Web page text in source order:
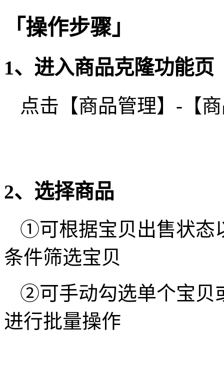
「操作步骤」
1、进入商品克隆功能页
点击【商品管理】-【
2、选择商品
①可根据宝贝出售状态
条件筛选宝贝
②可手动勾选单个宝贝
进行批量操作